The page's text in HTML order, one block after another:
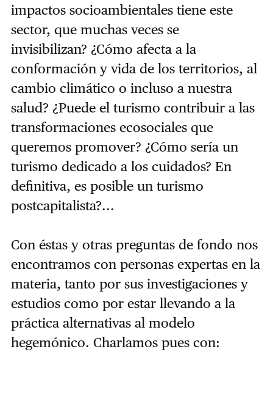
impactos socioambientales tiene este
sector, que muchas veces se
invisibilizan? ¿Cómo afecta a la
conformación y vida de los territorios, al
cambio climático o incluso a nuestra
salud? ¿Puede el turismo contribuir a las
transformaciones ecosociales que
queremos promover? ¿Cómo sería un
turismo dedicado a los cuidados? En
definitiva, es posible un turismo
postcapitalista?...
Con éstas y otras preguntas de fondo nos
encontramos con personas expertas en la
materia, tanto por sus investigaciones y
estudios como por estar llevando a la
práctica alternativas al modelo
hegemónico. Charlamos pues con: